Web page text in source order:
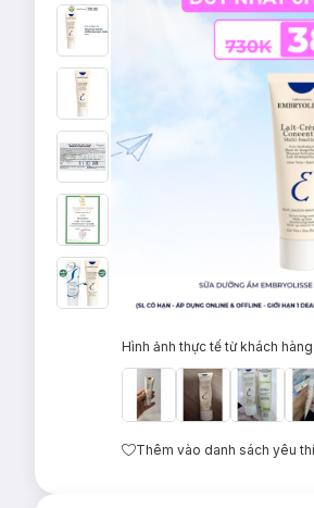
Hình ảnh thực tế từ khách hàng
Thêm vào danh sách yêu